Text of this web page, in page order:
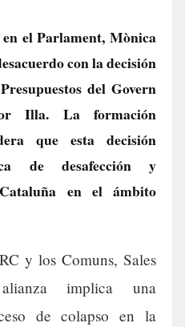
el Parlament, Mònica
con la decisión
del Govern
Illa. La formación
que esta decisión
de desafección y
en el ámbito
y los Comuns, Sales
implica una
de colapso en la